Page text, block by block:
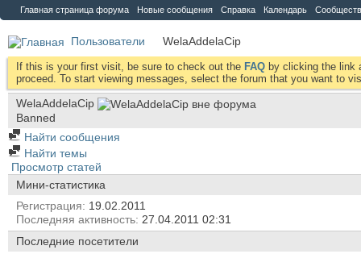
Главная страница форума Новые сообщения Справка Календарь
Пользователи WelaAddelaCip
If this is your first visit, be sure to check out the FAQ by clicking the link
proceed. To start viewing messages, select the forum that you want to
WelaAddelaCip
Banned
Найти сообщения
Найти темы
Просмотр статей
Мини-статистика
Регистрация
19.02.2011
Последняя активность 27.04.2011 02:31
Последние посетители